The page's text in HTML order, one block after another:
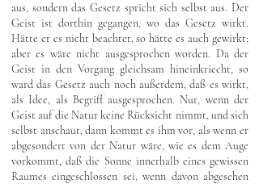
aus, sondern das Gesetz spricht sich selbst aus. Der
Geist ist dorthin gegangen, wo das Gesetz wirkt.
Hätte er es nicht beachtet, so hätte es auch gewirkt;
aber es wäre nicht ausgesprochen worden. Da der
Geist in den Vorgang gleichsam hineinkriecht, so
ward das Gesetz auch noch außerdem, daß es wirkt,
als Idee, als Begriff ausgesprochen. Nur, wenn der
Geist auf die Natur keine Rücksicht nimmt, und sich
selbst anschaut, dann kommt es ihm vor, als wenn er
abgesondert von der Natur wäre, wie es dem Auge
vorkommt, daß die Sonne innerhalb eines gewissen
Raumes eingeschlossen sei, wenn davon abgesehen